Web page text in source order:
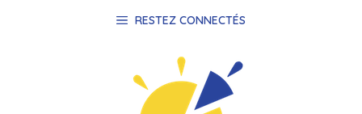
RESTEZ CONNECTÉS